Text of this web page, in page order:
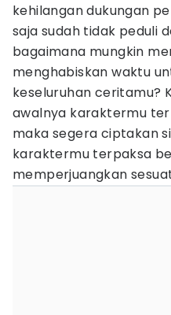
kehilangan dukungan
saja sudah tidak peduli
bagaimana mungkin
menghabiskan waktu
keseluruhan ceritamu?
awalnya karaktermu
maka segera ciptakan
karaktermu terpaksa
memperjuangkan